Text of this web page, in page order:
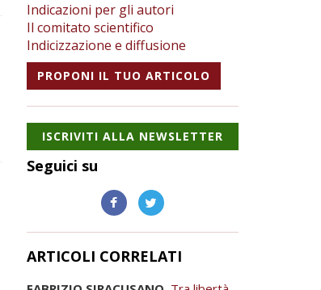
Indicazioni per gli autori
Il comitato scientifico
Indicizzazione e diffusione
PROPONI IL TUO ARTICOLO
ISCRIVITI ALLA NEWSLETTER
Seguici su
ARTICOLI CORRELATI